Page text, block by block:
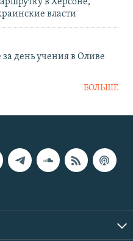
в Херсоне,
власти
день учения в Оливе
БОЛЬШЕ